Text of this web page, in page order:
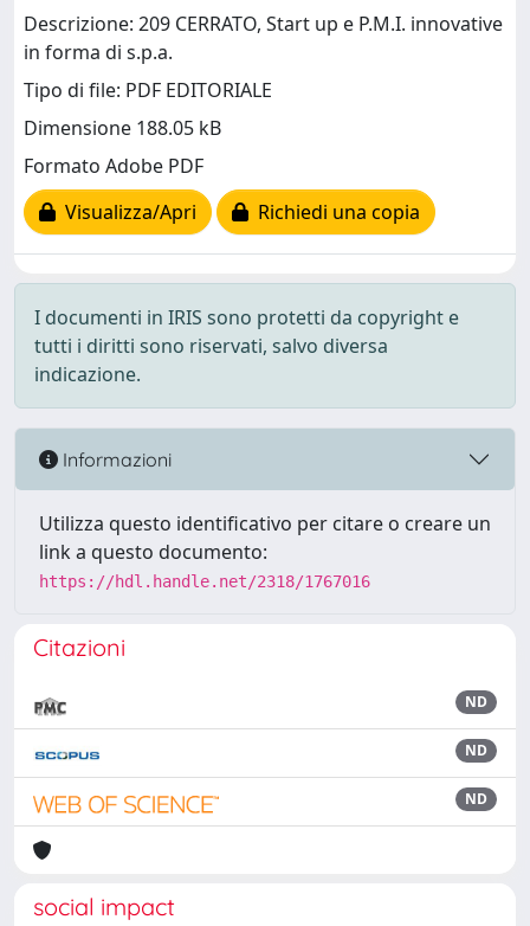
Descrizione: 209 CERRATO, Start up e P.M.I. innovative
in forma di s.p.a.
Tipo di file: PDF EDITORIALE
Dimensione 188.05 kB
Formato Adobe PDF
Visualizza/Apri
Richiedi una copia
I documenti in IRIS sono protetti da copyright e
tutti i diritti sono riservati, salvo diversa
indicazione.
Informazioni
Utilizza questo identificativo per citare o creare un
link a questo documento:
https://hdl.handle.net/2318/1767016
Citazioni
ND
ND
ND
social impact